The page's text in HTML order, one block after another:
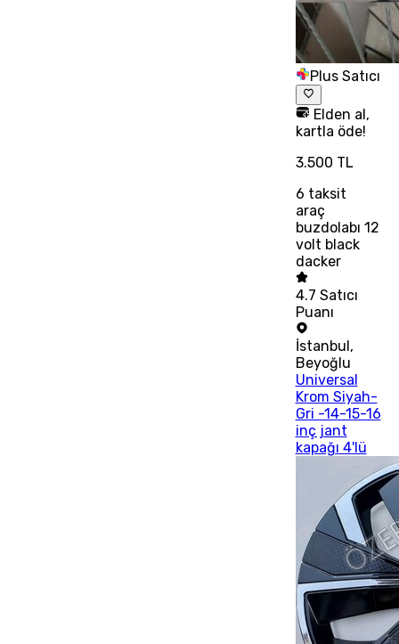
Plus Satıcı
Elden al,
kartla öde!
3.500 TL
6 taksit
araç
buzdolabı 12
volt black
dacker
4.7 Satıcı
Puanı
İstanbul,
Beyoğlu
Universal
Krom Siyah-
Gri -14-15-16
inç jant
kapağı 4'lü